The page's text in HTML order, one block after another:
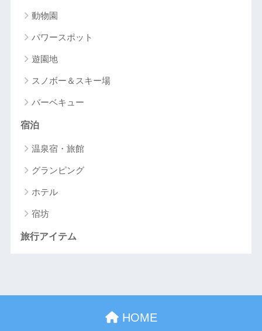
動物園
パワースポット
遊園地
スノボー＆スキー場
バーベキュー
宿泊
温泉宿・旅館
グランピング
ホテル
宿坊
旅行アイテム
HOME